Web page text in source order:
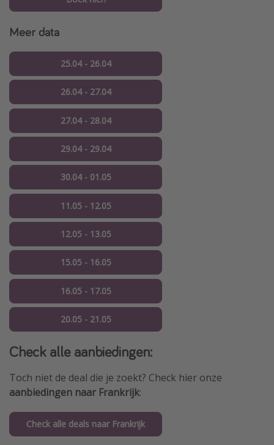
Meer data
25.04 - 26.04
26.04 - 27.04
27.04 - 28.04
29.04 - 29.04
30.04 - 01.05
11.05 - 12.05
12.05 - 13.05
15.05 - 16.05
16.05 - 17.05
20.05 - 21.05
Check alle aanbiedingen:
Toch niet de deal die je zoekt? Check hier onze
aanbiedingen naar Frankrijk:
Check alle deals naar Frankrijk